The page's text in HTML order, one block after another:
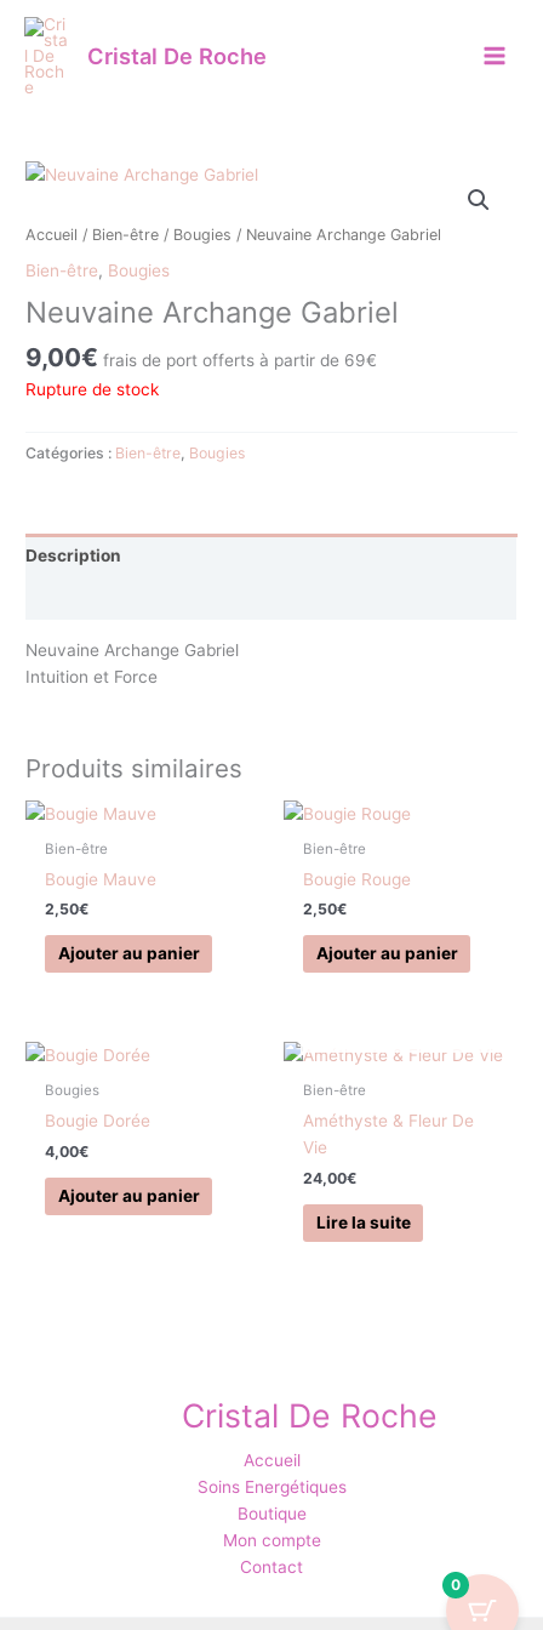
contenu
Cristal De Roche
Accueil / Bien-être / Bougies / Neuvaine Archange Gabriel
Bien-être, Bougies
Neuvaine Archange Gabriel
9,00€ frais de port offerts à partir de 69€
Rupture de stock
Catégories : Bien-être, Bougies
Description
Neuvaine Archange Gabriel
Intuition et Force
Produits similaires
Bien-être
Bougie Mauve
2,50€
Ajouter au panier
Bien-être
Bougie Rouge
2,50€
Ajouter au panier
Bougies
Bougie Dorée
4,00€
Ajouter au panier
Bien-être
Améthyste & Fleur De
Vie
24,00€
Lire la suite
Cristal De Roche
Accueil
Soins Energétiques
Boutique
Mon compte
Contact
0